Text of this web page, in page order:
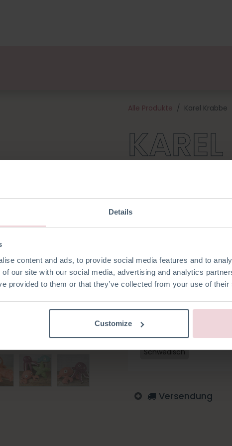
Details
content and ads, to provide social media features and to
our site with our social media, advertising and analytics
provided to them or that they’ve collected from your use of
Customize
Alle Produkte Karel Krabbe
Karel Krabbe ist Teil eines
Oktopus/ Sterre Seestern/
sieht nicht nur süß aus für
an und sucht einen
hochwertiges meliertes
(außer Stricknadeln). Karel
Melden Sie sich an, um
Englisch Deutsch
Schwedisch
Versendung